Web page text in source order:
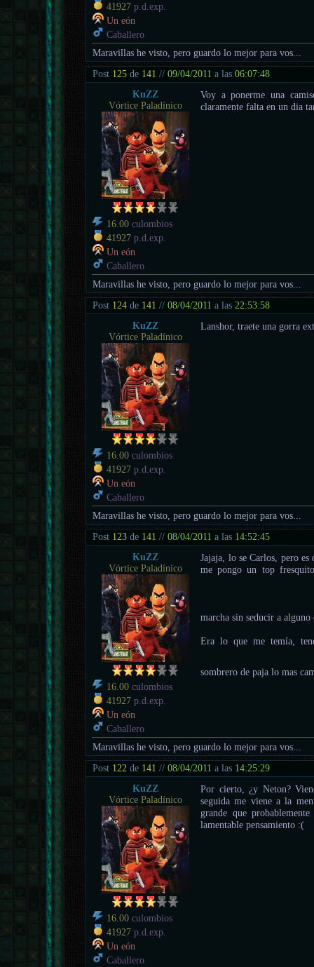
41927 p.d.exp.
Un eón
Caballero
Maravillas he visto, pero guardo lo mejor para vos...
Post 125 de 141 //09/04/2011 a las06:07:48
KuZZ
Vórtice Paladínico
16.00 culombios
41927 p.d.exp.
Un eón
Caballero
Voy a ponerme una
claramente falta en un dia
Maravillas he visto, pero guardo lo mejor para vos...
Post 124 de 141 //08/04/2011 a las 22:53:58
KuZZ
Vórtice Paladínico
16.00 culombios
41927 p.d.exp.
Un eón
Caballero
Lanshor, traete una gorra
Maravillas he visto, pero guardo lo mejor para vos...
Post 123 de 141 //08/04/2011 a las 14:52:45
KuZZ
Vórtice Paladínico
16.00 culombios
41927 p.d.exp.
Un eón
Caballero
Jajaja, lo se Carlos, pero
me pongo un top
marcha sin seducir a
Era lo que me temía,
sombrero de paja lo mas
Maravillas he visto, pero guardo lo mejor para vos...
Post 122 de 141 //08/04/2011 a las 14:25:29
KuZZ
Vórtice Paladínico
16.00 culombios
41927 p.d.exp.
Un eón
Caballero
Por cierto, ¿y Neton?
seguida me viene a la
grande que
lamentable pensamiento :(